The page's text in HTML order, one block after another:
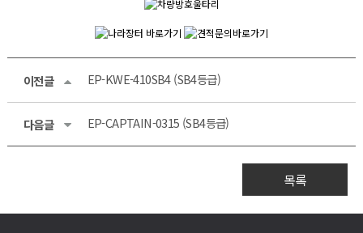
이전글 EP-KWE-410SB4 (SB4등급)
다음글 EP-CAPTAIN-0315 (SB4등급)
목록